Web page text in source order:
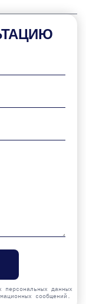
данных
сообщений.